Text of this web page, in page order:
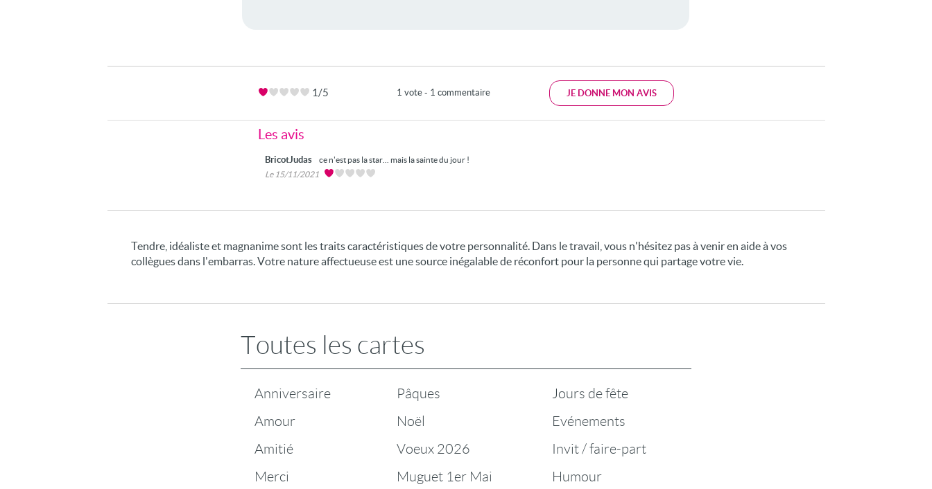
1/5 1 vote - 1 commentaire JE DONNE MON AVIS
Les avis
BricotJudas
ce n'est pas la star... mais la sainte du jour !
Le 15/11/2021
Tendre, idéaliste et magnanime sont les traits caractéristiques de votre personnalité. Dans le travail, vous n'hésitez pas à venir en aide à vos
collègues dans l'embarras. Votre nature affectueuse est une source inégalable de réconfort pour la personne qui partage votre vie.
Toutes les cartes
Anniversaire
Amour
Amitié
Merci
Pâques
Noël
Voeux 2026
Muguet 1er Mai
Jours de fête
Evénements
Invit / faire-part
Humour